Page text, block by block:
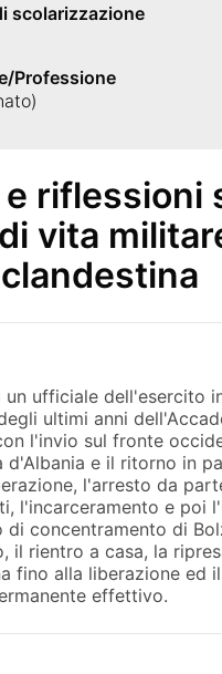
scolarizzazione
Professione
riflessioni
vita
un ufficiale dell'esercito
ultimi anni
l'invio sul fronte
d'Albania e il ritorno in
l'arresto da
l'incarceramento e poi
di concentramento di
il rientro a casa, la
fino alla liberazione ed
effettivo.